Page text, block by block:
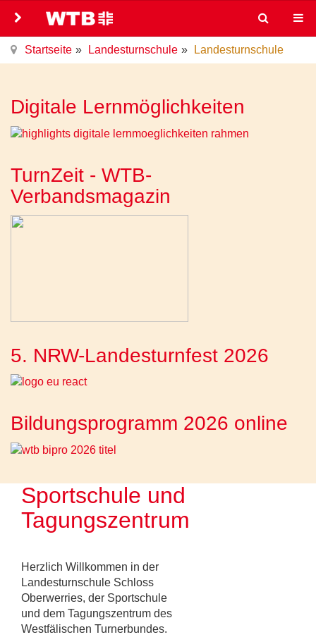
Startseite Landesturnschule Landesturnschule
Digitale Lernmöglichkeiten
TurnZeit - WTB-
Verbandsmagazin
5. NRW-Landesturnfest 2026
Bildungsprogramm 2026 online
Sportschule und
Tagungszentrum
Herzlich Willkommen in der
Landesturnschule Schloss
Oberwerries, der Sportschule
und dem Tagungszentrum des
Westfälischen Turnerbundes.